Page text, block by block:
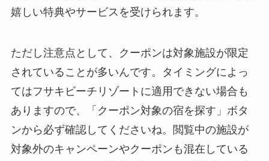
嬉しい特典やサービスを受けられます。
ただし注意点として、クーポンは対象施設が限定
されていることが多いんです。タイミングによっ
てはフサキビーチリゾートに適用できない場合も
ありますので、「クーポン対象の宿を探す」ボタ
ンから必ず確認してくださいね。閲覧中の施設が
対象外のキャンペーンやクーポンも混在している